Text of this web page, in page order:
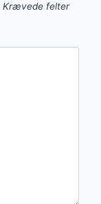
Krævede felter